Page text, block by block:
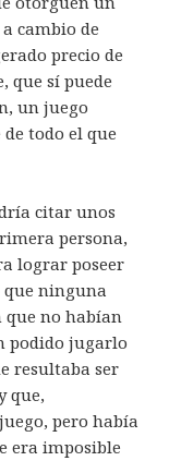
cambio de
precio de
que sí puede
un juego
todo el que
citar unos
persona,
lograr poseer
que ninguna
no habían
podido jugarlo
resultaba ser
que,
pero había
era imposible